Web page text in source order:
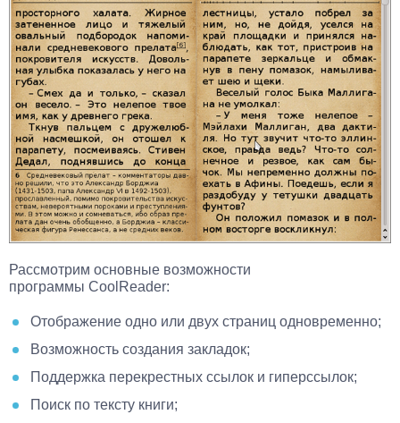
Рассмотрим основные возможности
программы CoolReader:
Отображение одно или двух страниц одновременно;
Возможность создания закладок;
Поддержка перекрестных ссылок и гиперссылок;
Поиск по тексту книги;